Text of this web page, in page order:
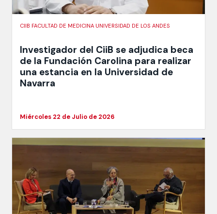
CIIB FACULTAD DE MEDICINA UNIVERSIDAD DE LOS ANDES
Investigador del CiiB se adjudica beca
de la Fundación Carolina para realizar
una estancia en la Universidad de
Navarra
Miércoles 22 de Julio de 2026